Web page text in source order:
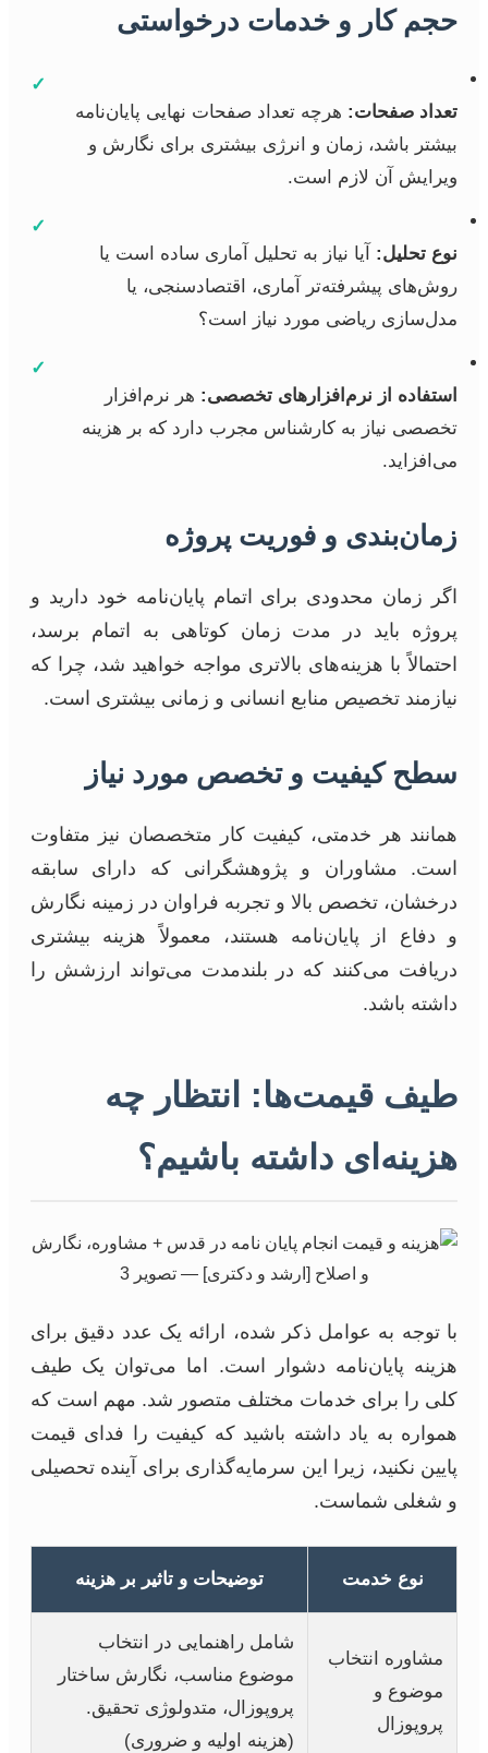
حجم کار و خدمات درخواستی
✓
تعداد صفحات: هرچه تعداد صفحات نهایی پایان‌نامه
بیشتر باشد، زمان و انرژی بیشتری برای نگارش و
ویرایش آن لازم است.
✓
نوع تحلیل: آیا نیاز به تحلیل آماری ساده است یا
روش‌های پیشرفته‌تر آماری، اقتصادسنجی، یا
مدل‌سازی ریاضی مورد نیاز است؟
✓
استفاده از نرم‌افزارهای تخصصی: هر نرم‌افزار
تخصصی نیاز به کارشناس مجرب دارد که بر هزینه
می‌افزاید.
زمان‌بندی و فوریت پروژه
اگر زمان محدودی برای اتمام پایان‌نامه خود دارید و
پروژه باید در مدت زمان کوتاهی به اتمام برسد،
احتمالاً با هزینه‌های بالاتری مواجه خواهید شد، چرا که
نیازمند تخصیص منابع انسانی و زمانی بیشتری است.
سطح کیفیت و تخصص مورد نیاز
همانند هر خدمتی، کیفیت کار متخصصان نیز متفاوت
است. مشاوران و پژوهشگرانی که دارای سابقه
درخشان، تخصص بالا و تجربه فراوان در زمینه نگارش
و دفاع از پایان‌نامه هستند، معمولاً هزینه بیشتری
دریافت می‌کنند که در بلندمدت می‌تواند ارزشش را
داشته باشد.
طیف قیمت‌ها: انتظار چه
هزینه‌ای داشته باشیم؟
با توجه به عوامل ذکر شده، ارائه یک عدد دقیق برای
هزینه پایان‌نامه دشوار است. اما می‌توان یک طیف
کلی را برای خدمات مختلف متصور شد. مهم است که
همواره به یاد داشته باشید که کیفیت را فدای قیمت
پایین نکنید، زیرا این سرمایه‌گذاری برای آینده تحصیلی
و شغلی شماست.
نوع خدمت توضیحات و تاثیر بر هزینه
مشاوره انتخاب
موضوع و
پروپوزال
شامل راهنمایی در انتخاب
موضوع مناسب، نگارش ساختار
پروپوزال، متدولوژی تحقیق.
(هزینه اولیه و ضروری)